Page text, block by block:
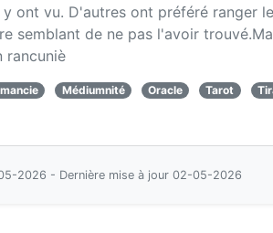
y ont vu. D'autres ont préféré ranger
semblant de ne pas l'avoir
rancuniè
Médiumnité Oracle Tarot
2026 - Dernière mise à jour 02-05-2026